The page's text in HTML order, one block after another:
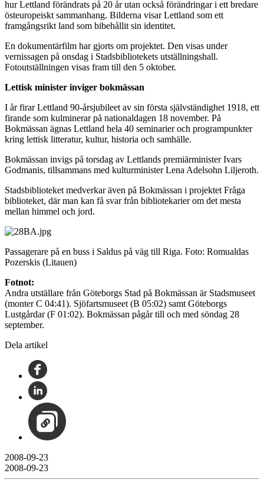
hur Lettland förändrats på 20 år utan också förändringar i ett bredare
östeuropeiskt sammanhang. Bilderna visar Lettland som ett
framgångsrikt land som bibehållit sin identitet.
En dokumentärfilm har gjorts om projektet. Den visas under
vernissagen på onsdag i Stadsbibliotekets utställningshall.
Fotoutställningen visas fram till den 5 oktober.
Lettisk minister inviger bokmässan
I år firar Lettland 90-årsjubileet av sin första självständighet 1918, ett
firande som kulminerar på nationaldagen 18 november. På
Bokmässan ägnas Lettland hela 40 seminarier och programpunkter
kring lettisk litteratur, kultur, historia och samhälle.
Bokmässan invigs på torsdag av Lettlands premiärminister Ivars
Godmanis, tillsammans med kulturminister Lena Adelsohn Liljeroth.
Stadsbiblioteket medverkar även på Bokmässan i projektet Fråga
biblioteket, där man kan få svar från bibliotekarier om det mesta
mellan himmel och jord.
Passagerare på en buss i Saldus på väg till Riga. Foto: Romualdas
Pozerskis (Litauen)
Fotnot:
Andra utställare från Göteborgs Stad på Bokmässan är Stadsmuseet
(monter C 04:41). Sjöfartsmuseet (B 05:02) samt Göteborgs
Lustgårdar (F 01:02). Bokmässan pågår till och med söndag 28
september.
Dela artikel
2008-09-23
2008-09-23